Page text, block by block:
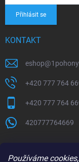
Používáme
Přihlásit se
KONTAKT
eshop@
+420 777 764
+420 777 764
420777764669